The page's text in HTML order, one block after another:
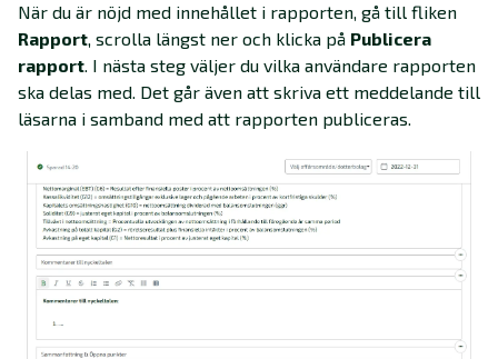
När du är nöjd med innehållet i rapporten, gå till fliken
Rapport, scrolla längst ner och klicka på Publicera
rapport. I nästa steg väljer du vilka användare rapporten
ska delas med. Det går även att skriva ett meddelande till
läsarna i samband med att rapporten publiceras.